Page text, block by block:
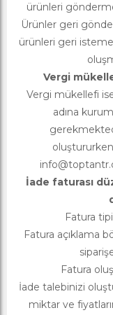
ürünleri
Ürünler geri
ürünleri geri
Vergi
Vergi mükellefi
adına
İade faturası
Fatura
Fatura açıklama
Fatura
İade talebinizi
miktar ve